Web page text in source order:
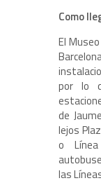
Como
El
por lo
de
lejos
o
las